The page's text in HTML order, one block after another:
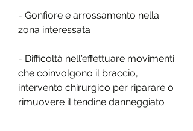
- Gonfiore e arrossamento nella
zona interessata
- Difficoltà nell'effettuare movimenti
che coinvolgono il braccio,
intervento chirurgico per riparare o
rimuovere il tendine danneggiato